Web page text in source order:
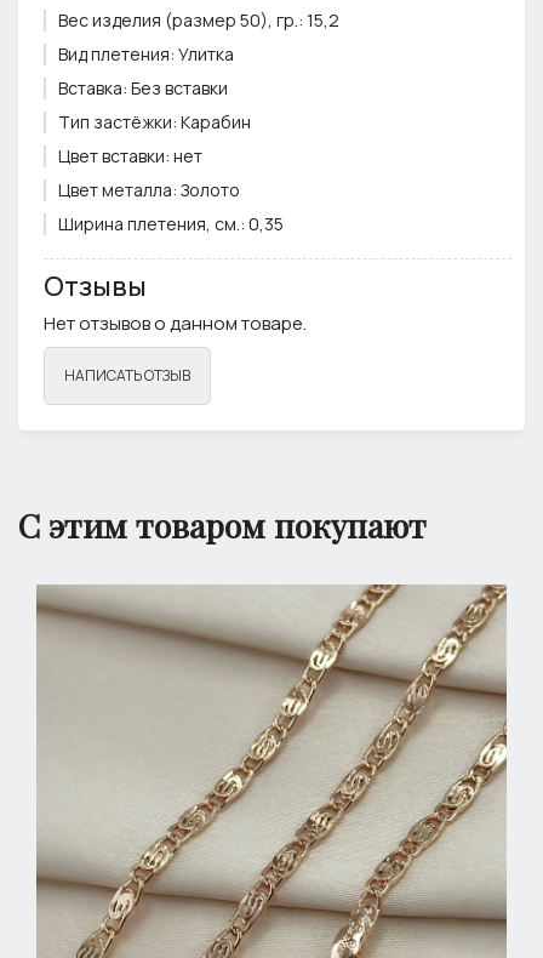
Вес изделия (размер 50), гр.: 15,2
Вид плетения: Улитка
Вставка: Без вставки
Тип застёжки: Карабин
Цвет вставки: нет
Цвет металла: Золото
Ширина плетения, см.: 0,35
Примечание: Фурнитура может отличаться от фото
Отзывы
Нет отзывов о данном товаре.
НАПИСАТЬ ОТЗЫВ
С этим товаром покупают